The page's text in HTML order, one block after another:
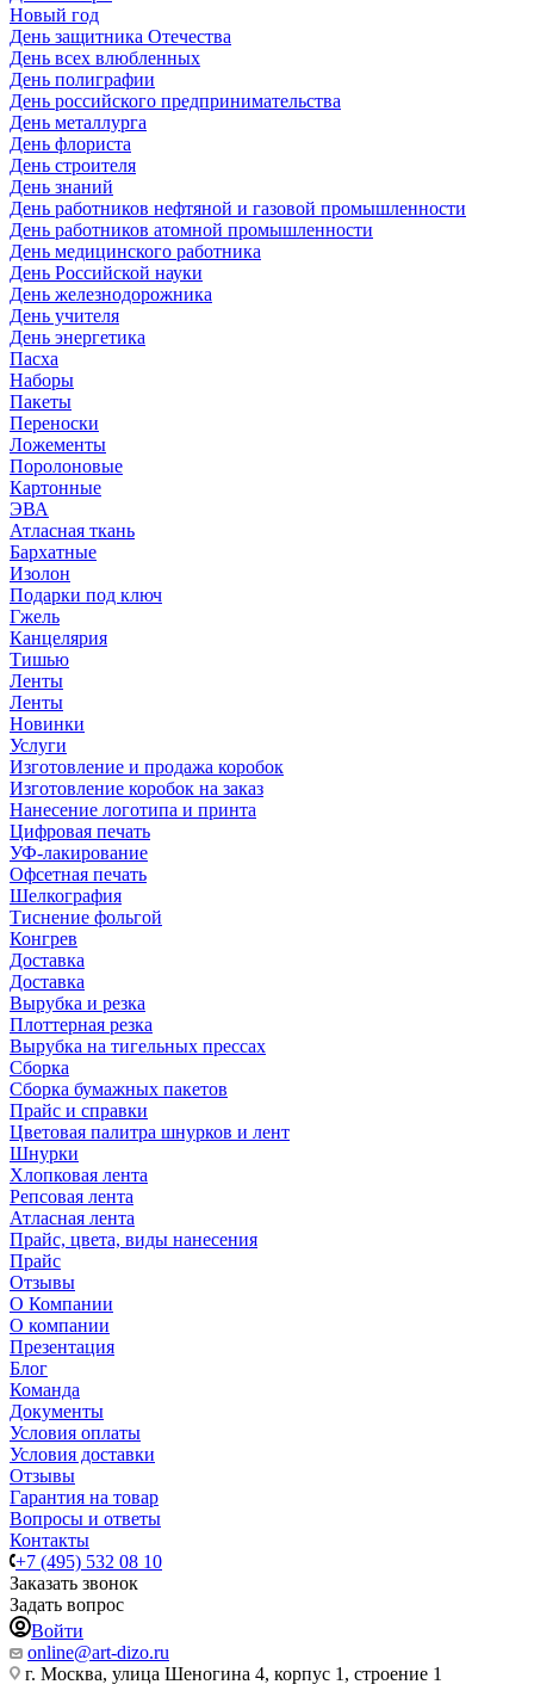
Новый год
День защитника Отечества
День всех влюбленных
День полиграфии
День российского предпринимательства
День металлурга
День флориста
День строителя
День знаний
День работников нефтяной и газовой промышленности
День работников атомной промышленности
День медицинского работника
День Российской науки
День железнодорожника
День учителя
День энергетика
Пасха
Наборы
Пакеты
Переноски
Ложементы
Поролоновые
Картонные
ЭВА
Атласная ткань
Бархатные
Изолон
Подарки под ключ
Гжель
Канцелярия
Тишью
Ленты
Ленты
Новинки
Услуги
Изготовление и продажа коробок
Изготовление коробок на заказ
Нанесение логотипа и принта
Цифровая печать
УФ-лакирование
Офсетная печать
Шелкография
Тиснение фольгой
Конгрев
Доставка
Доставка
Вырубка и резка
Плоттерная резка
Вырубка на тигельных прессах
Сборка
Сборка бумажных пакетов
Прайс и справки
Цветовая палитра шнурков и лент
Шнурки
Хлопковая лента
Репсовая лента
Атласная лента
Прайс, цвета, виды нанесения
Прайс
Отзывы
О Компании
О компании
Презентация
Блог
Команда
Документы
Условия оплаты
Условия доставки
Отзывы
Гарантия на товар
Вопросы и ответы
Контакты
+7 (495) 532 08 10
Заказать звонок
Задать вопрос
Войти
online@art-dizo.ru
г. Москва, улица Шеногина 4, корпус 1, строение 1